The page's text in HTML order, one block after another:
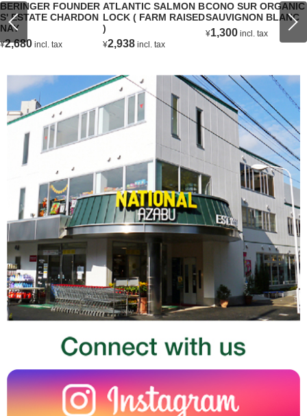
BERINGER FOUNDER
S' ESTATE CHARDON
NAY
¥2,680 incl. tax
ATLANTIC SALMON B
LOCK ( FARM RAISED
)
¥2,938 incl. tax
CONO SUR ORGANIC
SAUVIGNON BLANC
¥1,300 incl. tax